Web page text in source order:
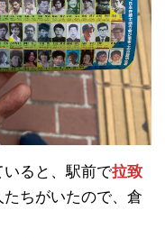
いると、駅前で拉致
ちがいたので、倉